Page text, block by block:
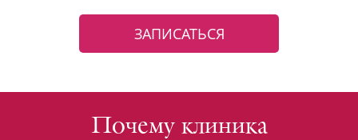
ЗАПИСАТЬСЯ
Почему клиника